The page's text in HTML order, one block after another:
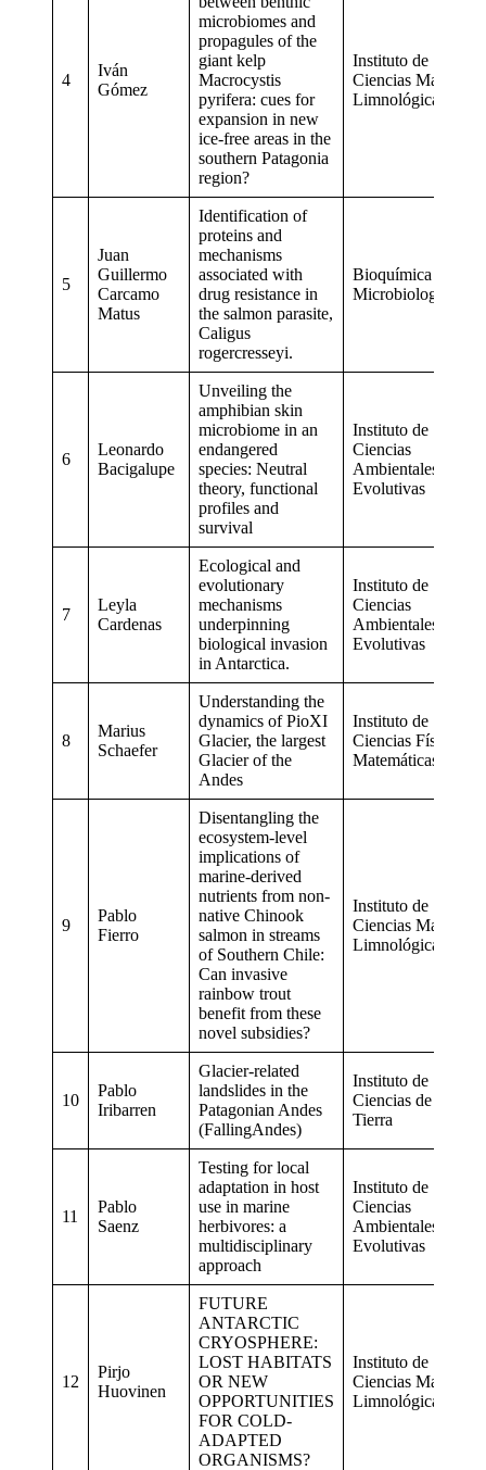
4
Iván
Gómez
microbiomes and
propagules of the
giant kelp
Macrocystis
pyrifera: cues for
expansion in new
ice-free areas in the
southern Patagonia
region?
Instituto de
Ciencias Marinas y
Limnológicas
5
Juan
Guillermo
Carcamo
Matus
Identification of
proteins and
mechanisms
associated with
drug resistance in
the salmon parasite,
Caligus
rogercresseyi.
Bioquímica y
Microbiología
6
Leonardo
Bacigalupe
Unveiling the
amphibian skin
microbiome in an
endangered
species: Neutral
theory, functional
profiles and
survival
Instituto de
Ciencias
Ambientales y
Evolutivas
7
Leyla
Cardenas
Ecological and
evolutionary
mechanisms
underpinning
biological invasion
in Antarctica.
Instituto de
Ciencias
Ambientales y
Evolutivas
8
Marius
Schaefer
Understanding the
dynamics of PioXI
Glacier, the largest
Glacier of the
Andes
Instituto de
Ciencias Físicas y
Matemáticas
9
Pablo
Fierro
Disentangling the
ecosystem-level
implications of
marine-derived
nutrients from non-
native Chinook
salmon in streams
of Southern Chile:
Can invasive
rainbow trout
benefit from these
novel subsidies?
Instituto de
Ciencias Marinas y
Limnológicas
10
Pablo
Iribarren
Glacier-related
landslides in the
Patagonian Andes
(FallingAndes)
Instituto de
Ciencias de la
Tierra
11
Pablo
Saenz
Testing for local
adaptation in host
use in marine
herbivores: a
multidisciplinary
approach
Instituto de
Ciencias
Ambientales y
Evolutivas
12
Pirjo
Huovinen
FUTURE
ANTARCTIC
CRYOSPHERE:
LOST HABITATS
OR NEW
OPPORTUNITIES
FOR COLD-
ADAPTED
ORGANISMS?
Instituto de
Ciencias Marinas y
Limnológicas